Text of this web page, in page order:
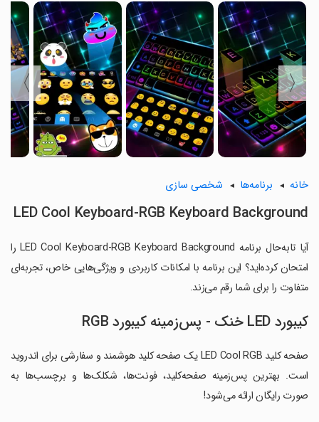
〈
〉
خانه برنامه‌ها شخصی سازی
LED Cool Keyboard-RGB Keyboard Background
آیا تابه‌حال برنامه LED Cool Keyboard-RGB Keyboard Background را
امتحان کرده‌اید؟ این برنامه با امکانات کاربردی و ویژگی‌هایی خاص، تجربه‌ای
متفاوت را برای شما رقم می‌زند.
کیبورد LED خنک - پس‌زمینه کیبورد RGB
صفحه کلید LED Cool RGB یک صفحه کلید هوشمند و سفارشی برای اندروید
است. بهترین پس‌زمینه صفحه‌کلید، فونت‌ها، شکلک‌ها و برچسب‌ها به
صورت رایگان ارائه می‌شود!